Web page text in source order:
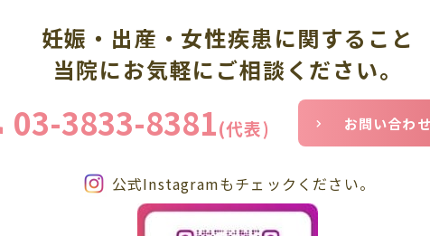
妊娠・出産・女性疾患に関すること
当院にお気軽にご相談ください。
03-3833-8381(代表) お問い合わ
公式Instagramもチェックください。